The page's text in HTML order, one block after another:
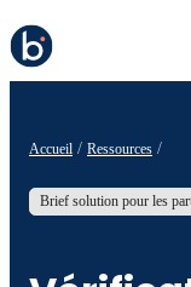
Accueil Ressources
Brief solution pour les